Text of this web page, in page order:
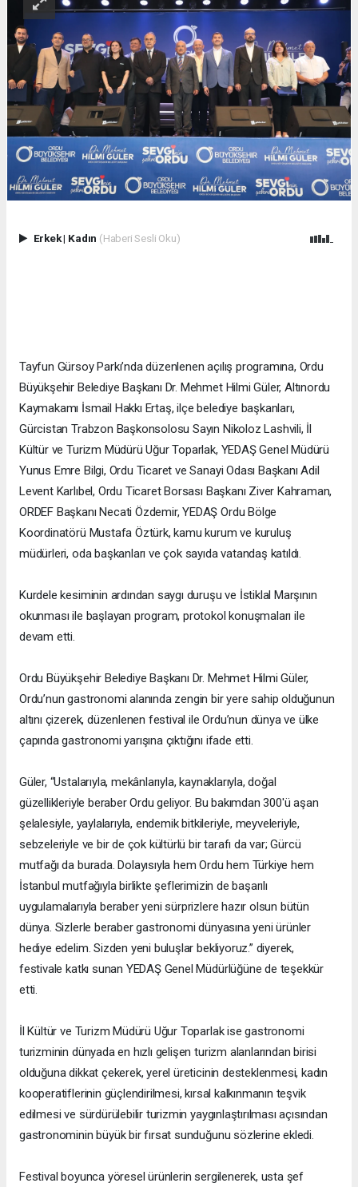
Erkek| Kadın (Haberi Sesli Oku)
Tayfun Gürsoy Parkı’nda düzenlenen açılış programına, Ordu
Büyükşehir Belediye Başkanı Dr. Mehmet Hilmi Güler, Altınordu
Kaymakamı İsmail Hakkı Ertaş, ilçe belediye başkanları,
Gürcistan Trabzon Başkonsolosu Sayın Nikoloz Lashvili, İl
Kültür ve Turizm Müdürü Uğur Toparlak, YEDAŞ Genel Müdürü
Yunus Emre Bilgi, Ordu Ticaret ve Sanayi Odası Başkanı Adil
Levent Karlıbel, Ordu Ticaret Borsası Başkanı Ziver Kahraman,
ORDEF Başkanı Necati Özdemir, YEDAŞ Ordu Bölge
Koordinatörü Mustafa Öztürk, kamu kurum ve kuruluş
müdürleri, oda başkanları ve çok sayıda vatandaş katıldı.
Kurdele kesiminin ardından saygı duruşu ve İstiklal Marşının
okunması ile başlayan program, protokol konuşmaları ile
devam etti.
Ordu Büyükşehir Belediye Başkanı Dr. Mehmet Hilmi Güler,
Ordu’nun gastronomi alanında zengin bir yere sahip olduğunun
altını çizerek, düzenlenen festival ile Ordu’nun dünya ve ülke
çapında gastronomi yarışına çıktığını ifade etti.
Güler, “Ustalarıyla, mekânlarıyla, kaynaklarıyla, doğal
güzellikleriyle beraber Ordu geliyor. Bu bakımdan 300'ü aşan
şelalesiyle, yaylalarıyla, endemik bitkileriyle, meyveleriyle,
sebzeleriyle ve bir de çok kültürlü bir tarafı da var; Gürcü
mutfağı da burada. Dolayısıyla hem Ordu hem Türkiye hem
İstanbul mutfağıyla birlikte şeflerimizin de başarılı
uygulamalarıyla beraber yeni sürprizlere hazır olsun bütün
dünya. Sizlerle beraber gastronomi dünyasına yeni ürünler
hediye edelim. Sizden yeni buluşlar bekliyoruz.” diyerek,
festivale katkı sunan YEDAŞ Genel Müdürlüğüne de teşekkür
etti.
İl Kültür ve Turizm Müdürü Uğur Toparlak ise gastronomi
turizminin dünyada en hızlı gelişen turizm alanlarından birisi
olduğuna dikkat çekerek, yerel üreticinin desteklenmesi, kadın
kooperatiflerinin güçlendirilmesi, kırsal kalkınmanın teşvik
edilmesi ve sürdürülebilir turizmin yaygınlaştırılması açısından
gastronominin büyük bir fırsat sunduğunu sözlerine ekledi.
Festival boyunca yöresel ürünlerin sergilenerek, usta şef